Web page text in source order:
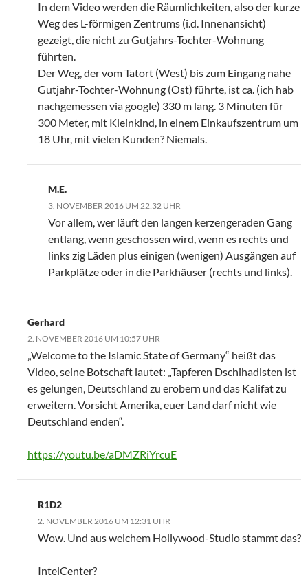
In dem Video werden die Räumlichkeiten, also der kurze
Weg des L-förmigen Zentrums (i.d. Innenansicht)
gezeigt, die nicht zu Gutjahrs-Tochter-Wohnung
führten.
Der Weg, der vom Tatort (West) bis zum Eingang nahe
Gutjahr-Tochter-Wohnung (Ost) führte, ist ca. (ich hab
nachgemessen via google) 330 m lang. 3 Minuten für
300 Meter, mit Kleinkind, in einem Einkaufszentrum um
18 Uhr, mit vielen Kunden? Niemals.
M.E.
3. NOVEMBER 2016 UM 22:32 UHR
Vor allem, wer läuft den langen kerzengeraden Gang
entlang, wenn geschossen wird, wenn es rechts und
links zig Läden plus einigen (wenigen) Ausgängen auf
Parkplätze oder in die Parkhäuser (rechts und links).
Gerhard
2. NOVEMBER 2016 UM 10:57 UHR
„Welcome to the Islamic State of Germany“ heißt das
Video, seine Botschaft lautet: „Tapferen Dschihadisten ist
es gelungen, Deutschland zu erobern und das Kalifat zu
erweitern. Vorsicht Amerika, euer Land darf nicht wie
Deutschland enden“.
https://youtu.be/aDMZRiYrcuE
R1D2
2. NOVEMBER 2016 UM 12:31 UHR
Wow. Und aus welchem Hollywood-Studio stammt das?
IntelCenter?